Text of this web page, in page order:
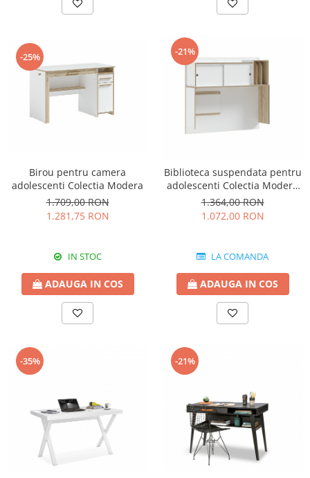
-25%
Birou pentru camera
adolescenti Colectia Modera
1.709,00 RON
1.281,75 RON
IN STOC
ADAUGA IN COS
-21%
Biblioteca suspendata pentru
adolescenti Colectia Modera
118x104x29 cm
1.364,00 RON
1.072,00 RON
LA COMANDA
ADAUGA IN COS
-35% -21%